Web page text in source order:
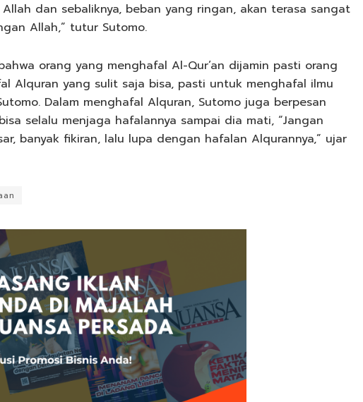
dan sebaliknya, beban yang ringan, akan terasa sangat
Allah,” tutur Sutomo.
orang yang menghafal Al-Qur’an dijamin pasti orang
Alquran yang sulit saja bisa, pasti untuk menghafal ilmu
Dalam menghafal Alquran, Sutomo juga berpesan
selalu menjaga hafalannya sampai dia mati, “Jangan
banyak fikiran, lalu lupa dengan hafalan Alqurannya,” ujar